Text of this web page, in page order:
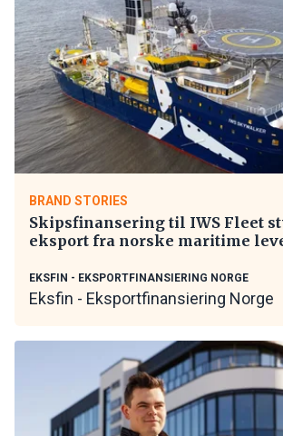
BRAND STORIES
Skipsfinansering til IWS Fleet
eksport fra norske maritime
EKSFIN - EKSPORTFINANSIERING NORGE
Eksfin - Eksportfinansiering Norge